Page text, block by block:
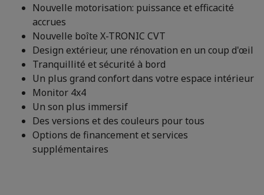
Nouvelle motorisation: puissance et efficacité
accrues
Nouvelle boîte X-TRONIC CVT
Design extérieur, une rénovation en un coup d'œil
Tranquillité et sécurité à bord
Un plus grand confort dans votre espace intérieur
Monitor 4x4
Un son plus immersif
Des versions et des couleurs pour tous
Options de financement et services
supplémentaires